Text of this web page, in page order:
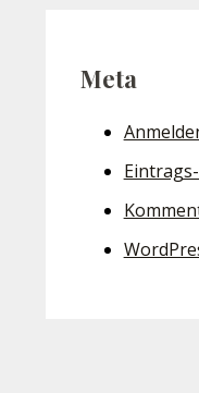
Meta